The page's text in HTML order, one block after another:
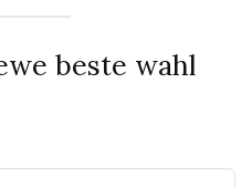
beste wahl